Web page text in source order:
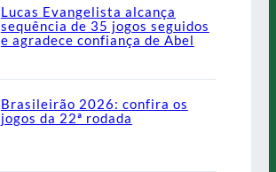
Lucas Evangelista alcança
sequência de 35 jogos seguidos
e agradece confiança de Abel
Brasileirão 2026: confira os
jogos da 22ª rodada